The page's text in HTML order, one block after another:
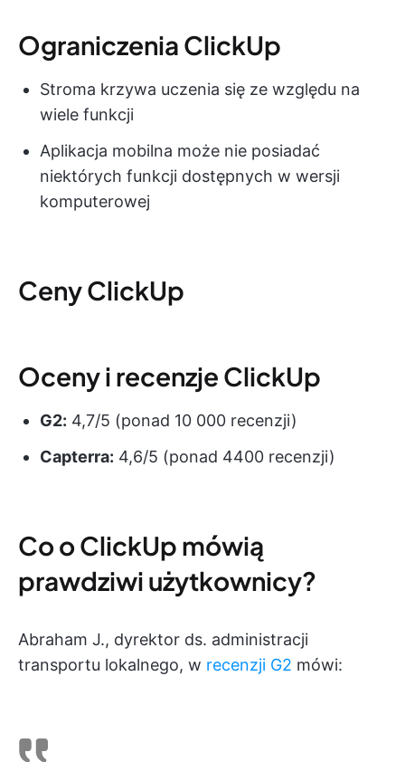
Ograniczenia ClickUp
Stroma krzywa uczenia się ze względu na
wiele funkcji
Aplikacja mobilna może nie posiadać
niektórych funkcji dostępnych w wersji
komputerowej
Ceny ClickUp
Oceny i recenzje ClickUp
G2: 4,7/5 (ponad 10 000 recenzji)
Capterra: 4,6/5 (ponad 4400 recenzji)
Co o ClickUp mówią
prawdziwi użytkownicy?
Abraham J., dyrektor ds. administracji
transportu lokalnego, w recenzji G2 mówi: